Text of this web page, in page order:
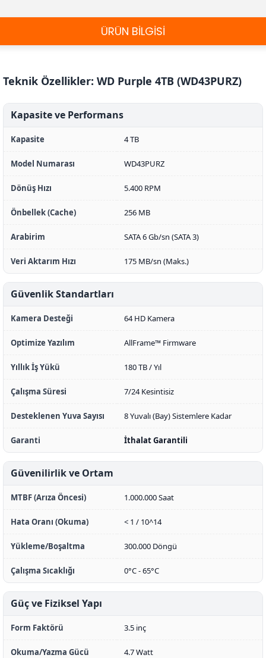
ÜRÜN BİLGİSİ
Teknik Özellikler: WD Purple 4TB (WD43PURZ)
Kapasite ve Performans
Kapasite 4 TB
Model Numarası WD43PURZ
Dönüş Hızı 5.400 RPM
Önbellek (Cache) 256 MB
Arabirim SATA 6 Gb/sn (SATA 3)
Veri Aktarım Hızı 175 MB/sn (Maks.)
Güvenlik Standartları
Kamera Desteği 64 HD Kamera
Optimize Yazılım AllFrame™ Firmware
Yıllık İş Yükü 180 TB / Yıl
Çalışma Süresi 7/24 Kesintisiz
Desteklenen Yuva Sayısı 8 Yuvalı (Bay) Sistemlere Kadar
Garanti İthalat Garantili
Güvenilirlik ve Ortam
MTBF (Arıza Öncesi) 1.000.000 Saat
Hata Oranı (Okuma) < 1 / 10^14
Yükleme/Boşaltma 300.000 Döngü
Çalışma Sıcaklığı 0°C - 65°C
Güç ve Fiziksel Yapı
Form Faktörü 3.5 inç
Okuma/Yazma Gücü 4.7 Watt